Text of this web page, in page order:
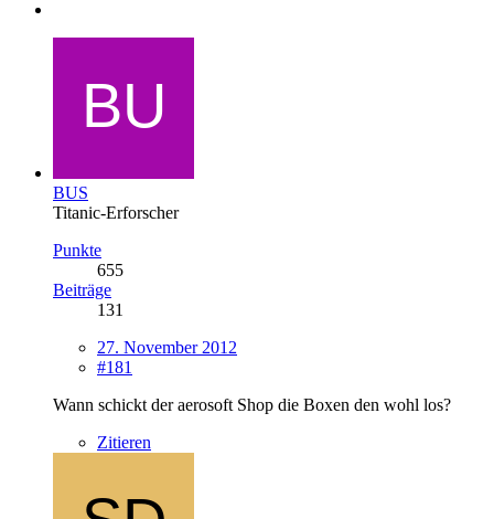
BUS
Titanic-Erforscher
Punkte
655
Beiträge
131
27. November 2012
#181
Wann schickt der aerosoft Shop die Boxen den wohl los?
Zitieren